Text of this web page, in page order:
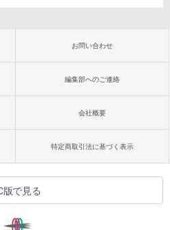
お問い合わせ
編集部へのご連絡
会社概要
特定商取引法に基づく表示
版で見る